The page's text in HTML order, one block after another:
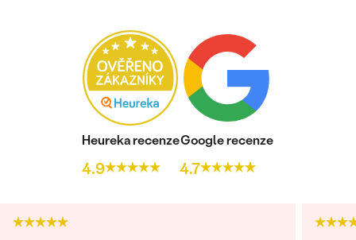
Heureka recenze
4.9
Google recenze
4.7